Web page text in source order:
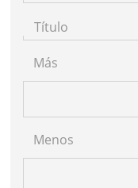
Título
Más
Menos